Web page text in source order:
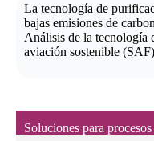
La tecnología de
bajas emisiones de
Análisis de la tecnología
aviación sostenible (SAF)
Soluciones para